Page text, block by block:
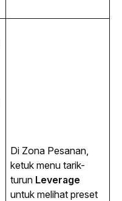
Di Zona Pesanan,
ketuk menu tarik-
turun Leverage
untuk melihat preset